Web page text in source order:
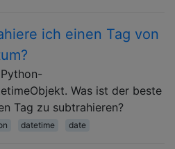
ich einen Tag von
Was ist der beste
Tag zu subtrahieren?
datetime date